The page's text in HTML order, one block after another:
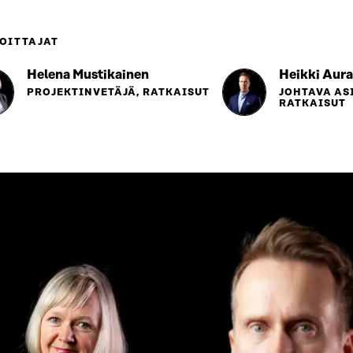
Helena Mustikainen
PROJEKTINVETÄJÄ, RATKAISUT
Heikki Aura
JOHTAVA
RATKAISUT